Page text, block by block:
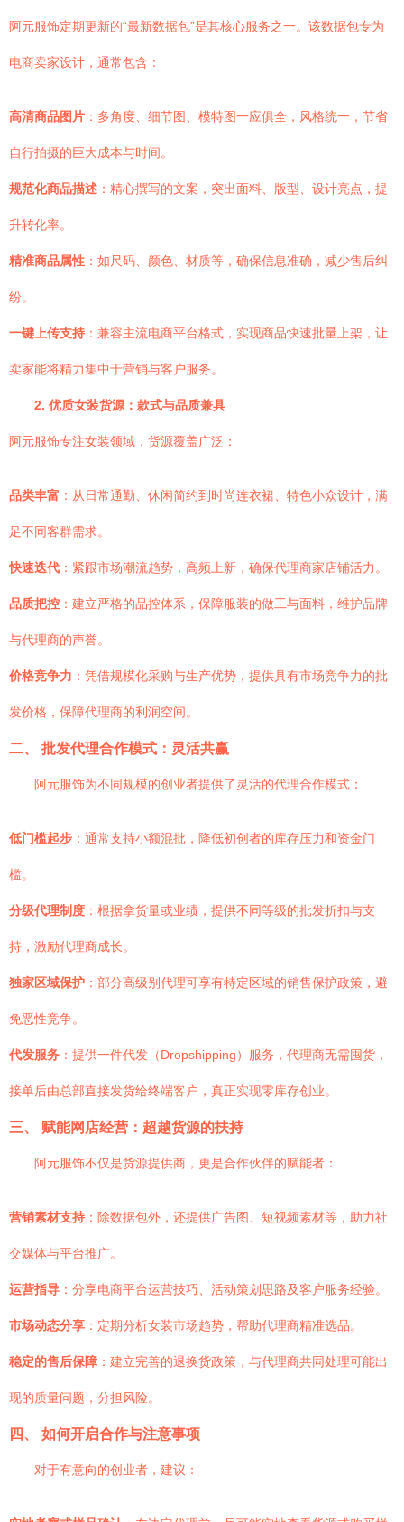
阿元服饰定期更新的“最新数据包”是其核心服务之一。该数据包专为
电商卖家设计，通常包含：
高清商品图片 ：多角度、细节图、模特图一应俱全，风格统一，节省
自行拍摄的巨大成本与时间。
规范化商品描述 ：精心撰写的文案，突出面料、版型、设计亮点，提
升转化率。
精准商品属性 ：如尺码、颜色、材质等，确保信息准确，减少售后纠
纷。
一键上传支持 ：兼容主流电商平台格式，实现商品快速批量上架，让
卖家能将精力集中于营销与客户服务。
2. 优质女装货源：款式与品质兼具
阿元服饰专注女装领域，货源覆盖广泛：
品类丰富 ：从日常通勤、休闲简约到时尚连衣裙、特色小众设计，满
足不同客群需求。
快速迭代 ：紧跟市场潮流趋势，高频上新，确保代理商家店铺活力。
品质把控 ：建立严格的品控体系，保障服装的做工与面料，维护品牌
与代理商的声誉。
价格竞争力 ：凭借规模化采购与生产优势，提供具有市场竞争力的批
发价格，保障代理商的利润空间。
二、 批发代理合作模式：灵活共赢
阿元服饰为不同规模的创业者提供了灵活的代理合作模式：
低门槛起步 ：通常支持小额混批，降低初创者的库存压力和资金门
槛。
分级代理制度 ：根据拿货量或业绩，提供不同等级的批发折扣与支
持，激励代理商成长。
独家区域保护 ：部分高级别代理可享有特定区域的销售保护政策，避
免恶性竞争。
代发服务 ：提供一件代发（Dropshipping）服务，代理商无需囤货，
接单后由总部直接发货给终端客户，真正实现零库存创业。
三、 赋能网店经营：超越货源的扶持
阿元服饰不仅是货源提供商，更是合作伙伴的赋能者：
营销素材支持 ：除数据包外，还提供广告图、短视频素材等，助力社
交媒体与平台推广。
运营指导 ：分享电商平台运营技巧、活动策划思路及客户服务经验。
市场动态分享 ：定期分析女装市场趋势，帮助代理商精准选品。
稳定的售后保障 ：建立完善的退换货政策，与代理商共同处理可能出
现的质量问题，分担风险。
四、 如何开启合作与注意事项
对于有意向的创业者，建议：